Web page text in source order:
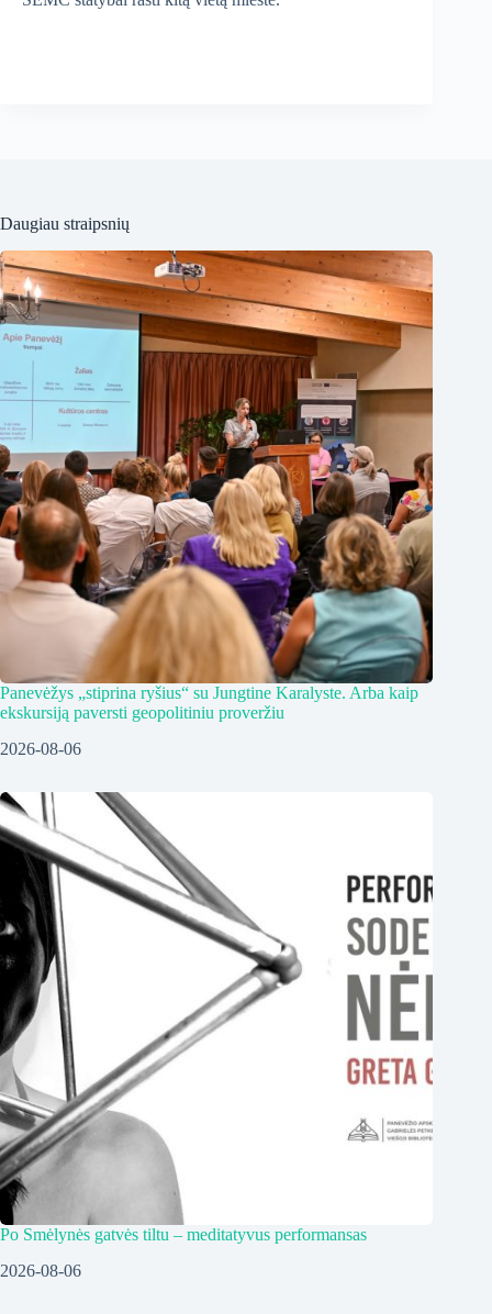
Daugiau straipsnių
Panevėžys „stiprina ryšius“ su Jungtine Karalyste. Arba kaip
ekskursiją paversti geopolitiniu proveržiu
2026-08-06
Po Smėlynės gatvės tiltu – meditatyvus performansas
2026-08-06